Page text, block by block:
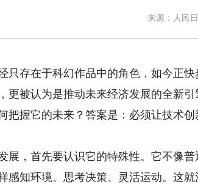
来源： 人民
存在于科幻作品中的角色，如今正快
更被认为是推动未来经济发展的全新
把握它的未来？答案是：必须让技术
，首先要认识它的特殊性。它不像普
感知环境、思考决策、灵活运动。这